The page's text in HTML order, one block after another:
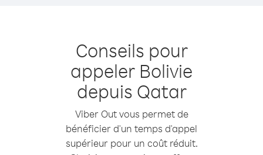
Conseils pour
appeler Bolivie
depuis Qatar
Viber Out vous permet de
bénéficier d'un temps d'appel
supérieur pour un coût réduit.